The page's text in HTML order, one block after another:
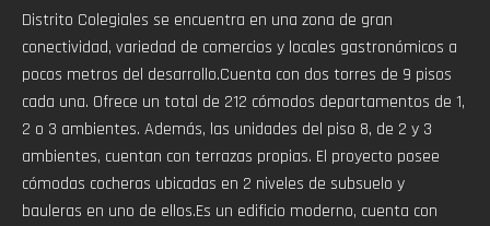
Distrito Colegiales se encuentra en una zona de gran
conectividad, variedad de comercios y locales gastronómicos a
pocos metros del desarrollo.Cuenta con dos torres de 9 pisos
cada una. Ofrece un total de 212 cómodos departamentos de 1,
2 o 3 ambientes. Además, las unidades del piso 8, de 2 y 3
ambientes, cuentan con terrazas propias. El proyecto posee
cómodas cocheras ubicadas en 2 niveles de subsuelo y
bauleras en uno de ellos.Es un edificio moderno, cuenta con